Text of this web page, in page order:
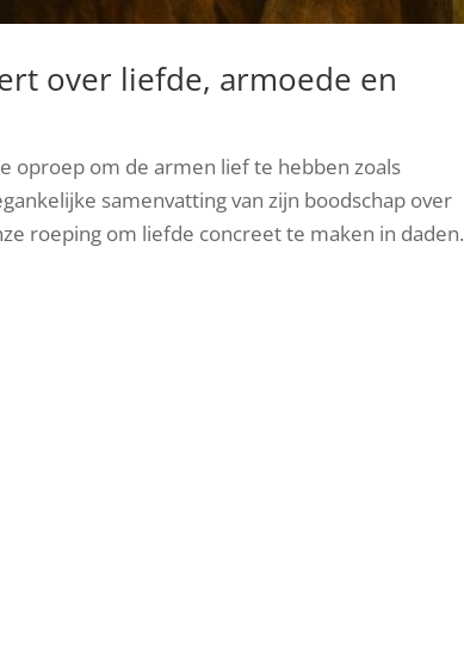
over liefde, armoede en
oproep om de armen lief te hebben zoals
samenvatting van zijn boodschap over
roeping om liefde concreet te maken in daden.